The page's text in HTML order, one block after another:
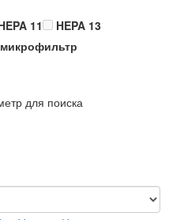
11
HEPA 13
микрофильтр
для поиска